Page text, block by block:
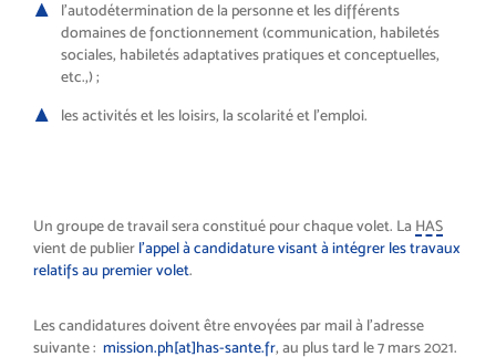
l’autodétermination de la personne et les différents
domaines de fonctionnement (communication, habiletés
sociales, habiletés adaptatives pratiques et conceptuelles,
etc.,) ;
les activités et les loisirs, la scolarité et l’emploi.
Un groupe de travail sera constitué pour chaque volet. La HAS
vient de publier l’appel à candidature visant à intégrer les travaux
relatifs au premier volet.
Les candidatures doivent être envoyées par mail à l’adresse
suivante : mission.ph[at]has-sante.fr, au plus tard le 7 mars 2021.